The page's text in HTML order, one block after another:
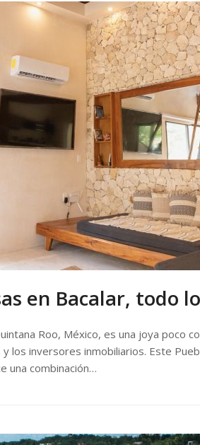
en Bacalar, todo
Roo, México, es una joya poco
los inversores inmobiliarios. Este
una combinación…